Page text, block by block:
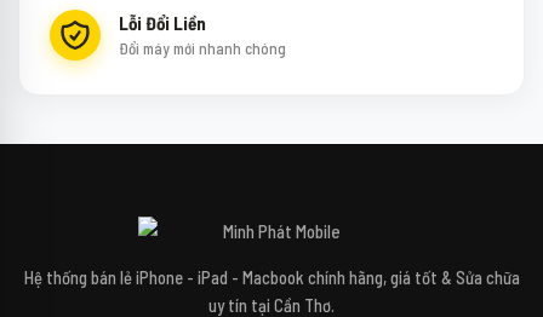
✕
Lỗi Đổi Liền
Đổi máy mới nhanh chóng
Hệ thống bán lẻ iPhone - iPad - Macbook chính hãng, giá tốt & Sửa chữa
uy tín tại Cần Thơ.